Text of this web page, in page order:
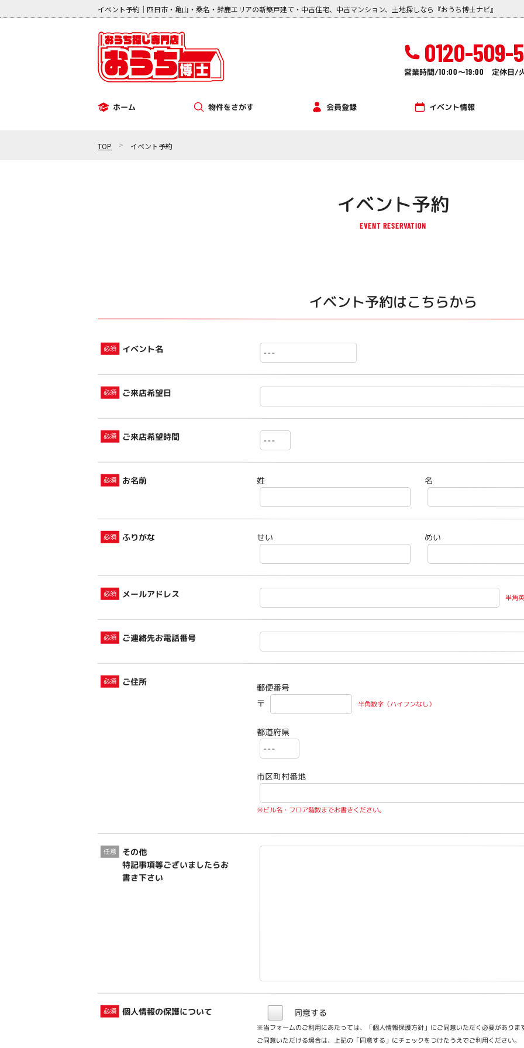
イベント予約｜四日市・亀山・桑名・鈴鹿エリアの新築戸建て・中古住宅、中古マンション、土地探しなら『おうち博士ナビ』
0120-509-
営業時間/10:00～19:00 定休日/
ホーム
物件をさがす
会員登録 イベント情報
TOP > イベント予約
イベント予約
イベント予約はこちらから
イベント名
ご来店希望日
ご来店希望時間
お名前 姓 名
ふりがな せい めい
メールアドレス 半角
ご連絡先お電話番号
ご住所
郵便番号
〒 半角数字（ハイフンなし）
都道府県
市区町村番地
※ビル名・フロア階数までお書きください。
その他
特記事項等ございましたらお
書き下さい
個人情報の保護について 同意する
※当フォームのご利用にあたっては、「個人情報保護方針」にご同意いただく必要がありま
ご同意いただける場合は、上記の「同意する」にチェックをつけたうえでご利用ください。